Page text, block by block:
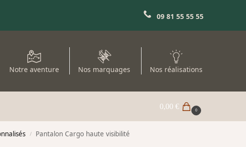
09 81 55 55 55
Notre aventure Nos marquages Nos réalisations
0,00 € 0
/ Pantalon Cargo haute visibilité